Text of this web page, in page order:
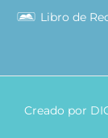
Libro de
Creado por